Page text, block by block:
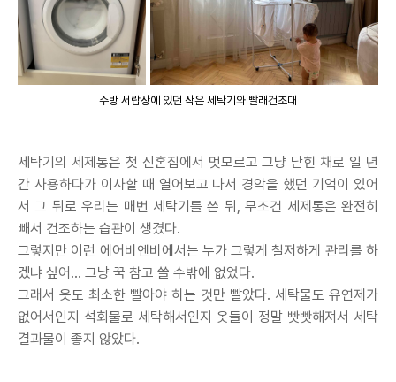
주방 서랍장에 있던 작은 세탁기와 빨래건조대
세탁기의 세제통은 첫 신혼집에서 멋모르고 그냥 닫힌 채로 일 년
간 사용하다가 이사할 때 열어보고 나서 경악을 했던 기억이 있어
서 그 뒤로 우리는 매번 세탁기를 쓴 뒤, 무조건 세제통은 완전히
빼서 건조하는 습관이 생겼다.
그렇지만 이런 에어비엔비에서는 누가 그렇게 철저하게 관리를 하
겠냐 싶어... 그냥 꾹 참고 쓸 수밖에 없었다.
그래서 옷도 최소한 빨아야 하는 것만 빨았다. 세탁물도 유연제가
없어서인지 석회물로 세탁해서인지 옷들이 정말 빳빳해져서 세탁
결과물이 좋지 않았다.